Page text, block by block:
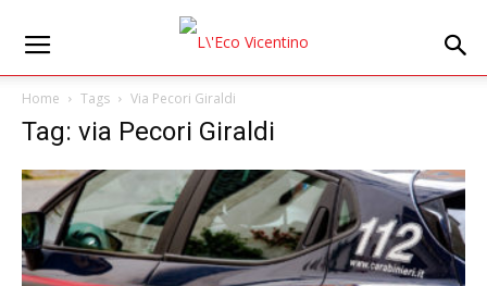
Home Tags Via Pecori Giraldi
Tag: via Pecori Giraldi